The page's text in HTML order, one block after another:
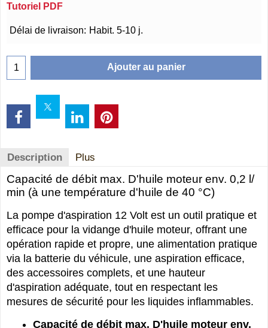
Tutoriel PDF
€37.75
Description Plus
Capacité de débit max. D'huile moteur env. 0,2 l/
min (à une température d'huile de 40 °C)
La pompe d'aspiration 12 Volt est un outil pratique et
efficace pour la vidange d'huile moteur, offrant une
opération rapide et propre, une alimentation pratique
via la batterie du véhicule, une aspiration efficace,
des accessoires complets, et une hauteur
d'aspiration adéquate, tout en respectant les
mesures de sécurité pour les liquides inflammables.